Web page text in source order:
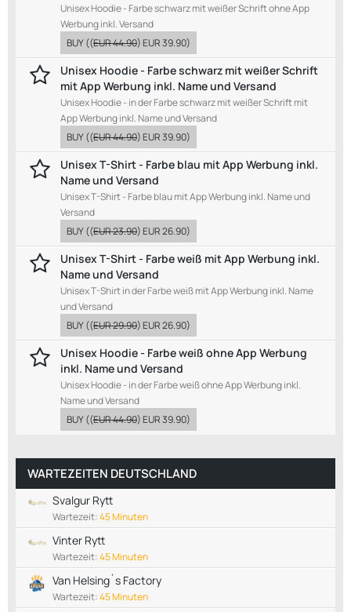
Unisex Hoodie - Farbe schwarz mit weißer Schrift ohne App
Werbung inkl. Versand
BUY((EUR 44.90)EUR 39.90)
Unisex Hoodie - Farbe schwarz mit weißer Schrift
mit App Werbung inkl. Name und Versand
Unisex Hoodie - in der Farbe schwarz mit weißer Schrift mit
App Werbung inkl. Name und Versand
BUY((EUR 44.90)EUR 39.90)
Unisex T-Shirt - Farbe blau mit App Werbung inkl.
Name und Versand
Unisex T-Shirt - Farbe blau mit App Werbung inkl. Name und
Versand
BUY((EUR 23.90)EUR 26.90)
Unisex T-Shirt - Farbe weiß mit App Werbung inkl.
Name und Versand
Unisex T-Shirt in der Farbe weiß mit App Werbung inkl. Name
und Versand
BUY((EUR 29.90)EUR 26.90)
Unisex Hoodie - Farbe weiß ohne App Werbung
inkl. Name und Versand
Unisex Hoodie - in der Farbe weiß ohne App Werbung inkl.
Name und Versand
BUY((EUR 44.90)EUR 39.90)
WARTEZEITEN DEUTSCHLAND
Svalgur Rytt
Wartezeit:45 Minuten
Vinter Rytt
Wartezeit:45 Minuten
Van Helsing´s Factory
Wartezeit:45 Minuten